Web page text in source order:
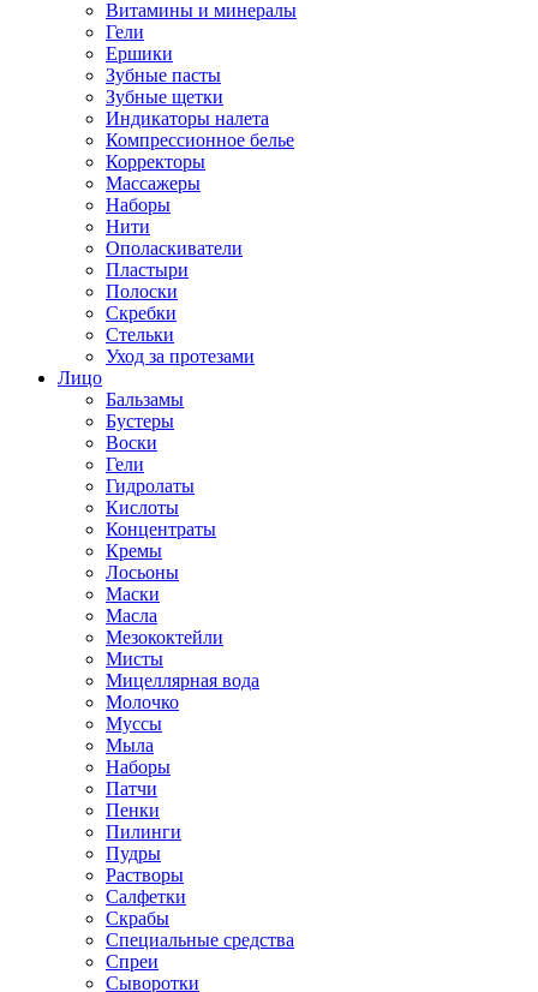
Витамины и минералы
Гели
Ершики
Зубные пасты
Зубные щетки
Индикаторы налета
Компрессионное белье
Корректоры
Массажеры
Наборы
Нити
Ополаскиватели
Пластыри
Полоски
Скребки
Стельки
Уход за протезами
Лицо
Бальзамы
Бустеры
Воски
Гели
Гидролаты
Кислоты
Концентраты
Кремы
Лосьоны
Маски
Масла
Мезококтейли
Мисты
Мицеллярная вода
Молочко
Муссы
Мыла
Наборы
Патчи
Пенки
Пилинги
Пудры
Растворы
Салфетки
Скрабы
Специальные средства
Спреи
Сыворотки